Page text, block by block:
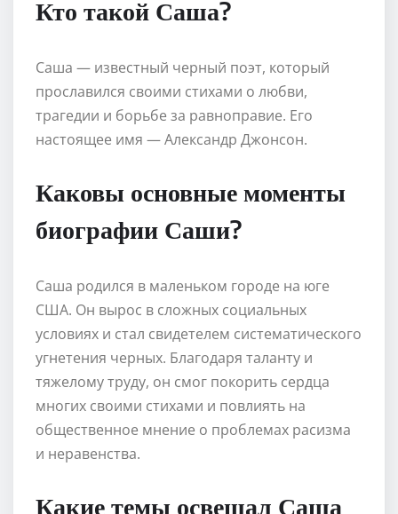
Кто такой Саша?
Саша — известный черный поэт, который
прославился своими стихами о любви,
трагедии и борьбе за равноправие. Его
настоящее имя — Александр Джонсон.
Каковы основные моменты
биографии Саши?
Саша родился в маленьком городе на юге
США. Он вырос в сложных социальных
условиях и стал свидетелем систематического
угнетения черных. Благодаря таланту и
тяжелому труду, он смог покорить сердца
многих своими стихами и повлиять на
общественное мнение о проблемах расизма
и неравенства.
Какие темы освещал Саша